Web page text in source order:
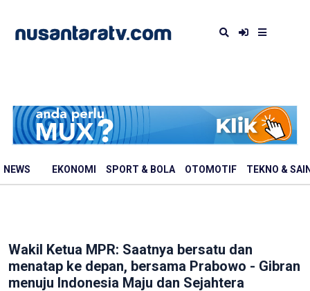
NEWS EKONOMI SPORT & BOLA OTOMOTIF TEKNO &
Wakil Ketua MPR: Saatnya bersatu dan
menatap ke depan, bersama Prabowo - Gibran
menuju Indonesia Maju dan Sejahtera